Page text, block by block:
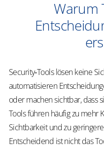
Warum
Security‑Tools lösen keine
automatisieren
oder machen sichtbar, dass
Tools führen häufig zu mehr
Sichtbarkeit und zu
Entscheidend ist nicht das